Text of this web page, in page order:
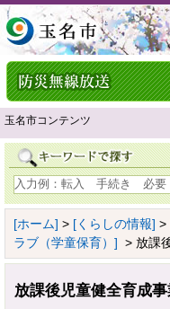
玉名市コンテンツ
[ホーム] > [くらしの情報] >
ラブ（学童保育）] > 放課
放課後児童健全育成